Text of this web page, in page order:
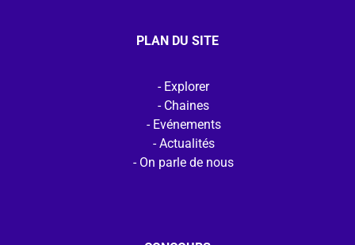
PLAN DU SITE
Explorer
Chaines
Evénements
Actualités
On parle de nous